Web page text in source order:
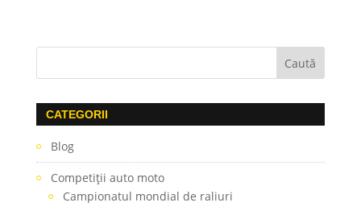
CATEGORII
Blog
Competiţii auto moto
Campionatul mondial de raliuri